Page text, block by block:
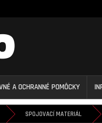
A OCHRANNÉ POMÔCKY
SPOJOVACÍ MATERIÁL